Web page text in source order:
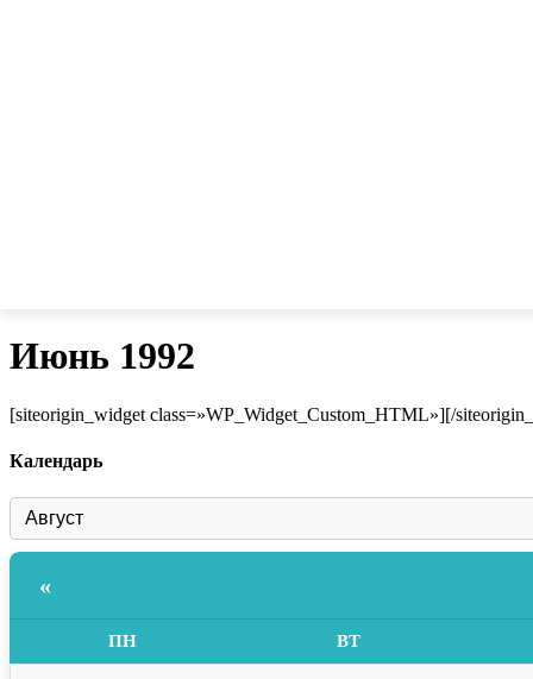
Июнь 1992
[siteorigin_widget class=»WP_Widget_Custom_HTML»][/
Календарь
«
ПН ВТ